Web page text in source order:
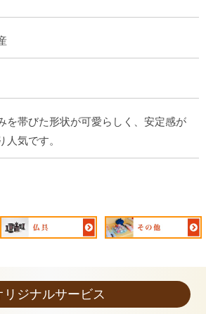
を帯びた形状が可愛らしく、安定感が
人気です。
リジナルサービス